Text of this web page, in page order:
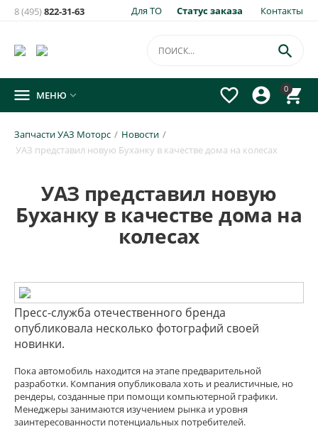
Для ТО Статус заказа Контакты
8 (495)822-31-63
0




 МЕНЮ 
Запчасти УАЗ Моторс / Новости /
УАЗ представил новую Буханку в качестве дома на колесах
УАЗ представил новую
Буханку в качестве дома на
колесах
Пресс-служба отечественного бренда
опубликовала несколько фотографий своей
новинки.
Пока автомобиль находится на этапе предварительной
разработки. Компания опубликовала хоть и реалистичные, но
рендеры, созданные при помощи компьютерной графики.
Менеджеры занимаются изучением рынка и уровня
заинтересованности потенциальных потребителей.